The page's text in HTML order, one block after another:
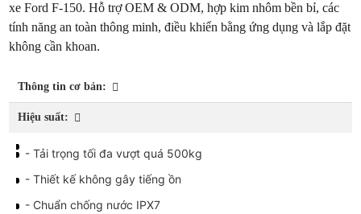
xe Ford F-150. Hỗ trợ OEM & ODM, hợp kim nhôm bền bỉ, các
tính năng an toàn thông minh, điều khiển bằng ứng dụng và lắp đặt
không cần khoan.
Thông tin cơ bản:
Hiệu suất:
- Tải trọng tối đa vượt quá 500kg
- Thiết kế không gây tiếng ồn
- Chuẩn chống nước IPX7